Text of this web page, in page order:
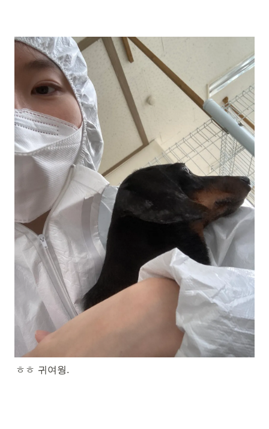
ㅎㅎ 귀여웡.